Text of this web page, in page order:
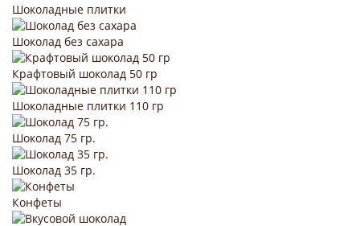
Шоколадные плитки
Шоколад без сахара
Крафтовый шоколад 50 гр
Шоколадные плитки 110 гр
Шоколад 75 гр.
Шоколад 35 гр.
Конфеты